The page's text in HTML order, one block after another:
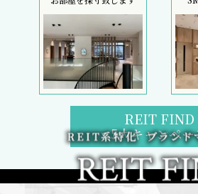
REIT FIND
5大キャンペー